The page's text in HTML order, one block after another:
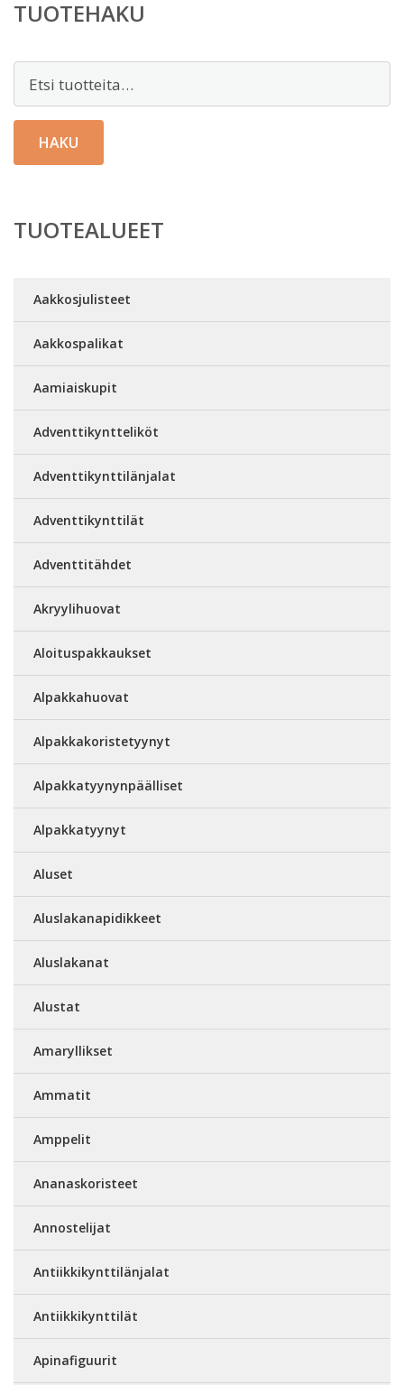
TUOTEHAKU
HAKU
TUOTEALUEET
Aakkosjulisteet
Aakkospalikat
Aamiaiskupit
Adventtikyntteliköt
Adventtikynttilänjalat
Adventtikynttilät
Adventtitähdet
Akryylihuovat
Aloituspakkaukset
Alpakkahuovat
Alpakkakoristetyynyt
Alpakkatyynynpäälliset
Alpakkatyynyt
Aluset
Aluslakanapidikkeet
Aluslakanat
Alustat
Amaryllikset
Ammatit
Amppelit
Ananaskoristeet
Annostelijat
Antiikkikynttilänjalat
Antiikkikynttilät
Apinafiguurit